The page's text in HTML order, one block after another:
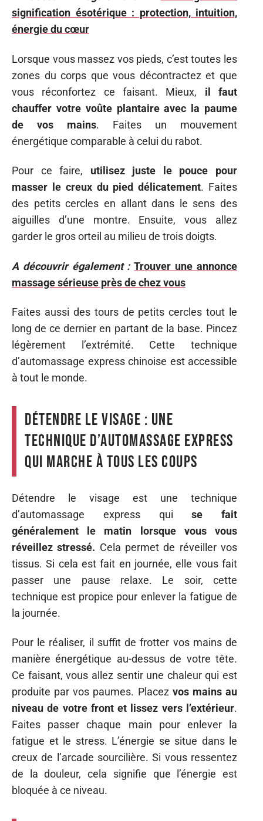
signification ésotérique : protection, intuition,
énergie du cœur
Lorsque vous massez vos pieds, c’est toutes les
zones du corps que vous décontractez et que
vous réconfortez ce faisant. Mieux, il faut
chauffer votre voûte plantaire avec la paume
de vos mains. Faites un mouvement
énergétique comparable à celui du rabot.
Pour ce faire, utilisez juste le pouce pour
masser le creux du pied délicatement. Faites
des petits cercles en allant dans le sens des
aiguilles d’une montre. Ensuite, vous allez
garder le gros orteil au milieu de trois doigts.
A découvrir également : Trouver une annonce
massage sérieuse près de chez vous
Faites aussi des tours de petits cercles tout le
long de ce dernier en partant de la base. Pincez
légèrement l’extrémité. Cette technique
d’automassage express chinoise est accessible
à tout le monde.
Détendre le visage : une
technique d’automassage express
qui marche à tous les coups
Détendre le visage est une technique
d’automassage express quise fait
généralement le matin lorsque vous vous
réveillez stressé. Cela permet de réveiller vos
tissus. Si cela est fait en journée, elle vous fait
passer une pause relaxe. Le soir, cette
technique est propice pour enlever la fatigue de
la journée.
Pour le réaliser, il suffit de frotter vos mains de
manière énergétique au-dessus de votre tête.
Ce faisant, vous allez sentir une chaleur qui est
produite par vos paumes. Placez vos mains au
niveau de votre front et lissez vers l’extérieur.
Faites passer chaque main pour enlever la
fatigue et le stress. L’énergie se situe dans le
creux de l’arcade sourcilière. Si vous ressentez
de la douleur, cela signifie que l’énergie est
bloquée à ce niveau.